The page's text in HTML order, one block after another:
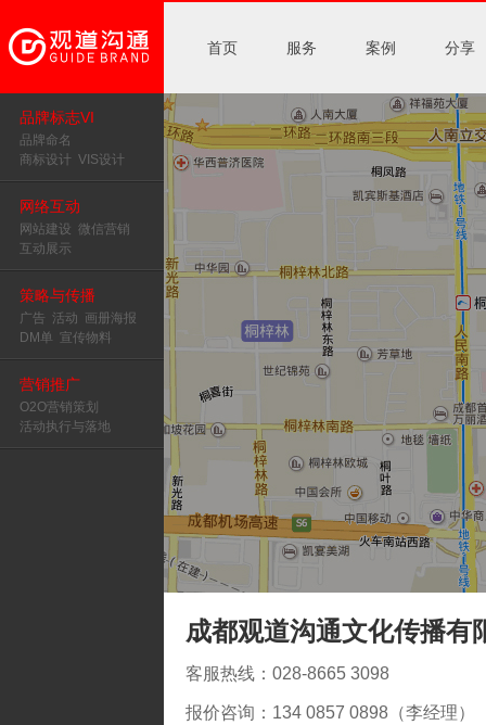
首页 服务 案例 分享
品牌标志VI
品牌命名
商标设计 VIS设计
网络互动
网站建设 微信营销
互动展示
策略与传播
广告 活动 画册海报
DM单 宣传物料
营销推广
O2O营销策划
活动执行与落地
成都观道沟通文化传播有
客服热线： 028-8665 3098
报价咨询： 134 0857 0898 （李经理）